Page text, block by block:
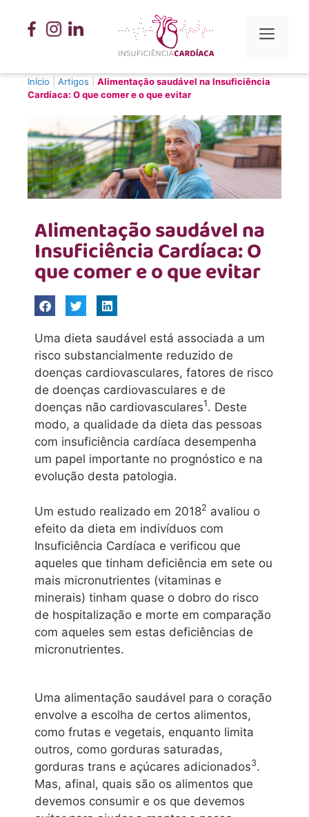
Início Artigos
Alimentação saudável na Insuficiência
Cardíaca: O que comer e o que evitar
Alimentação saudável na
Insuficiência Cardíaca: O
que comer e o que evitar
Uma dieta saudável está associada a um
risco substancialmente reduzido de
doenças cardiovasculares, fatores de risco
de doenças cardiovasculares e de
doenças não cardiovasculares1. Deste
modo, a qualidade da dieta das pessoas
com insuficiência cardíaca desempenha
um papel importante no prognóstico e na
evolução desta patologia.
Um estudo realizado em 20182 avaliou o
efeito da dieta em indivíduos com
Insuficiência Cardíaca e verificou que
aqueles que tinham deficiência em sete ou
mais micronutrientes (vitaminas e
minerais) tinham quase o dobro do risco
de hospitalização e morte em comparação
com aqueles sem estas deficiências de
micronutrientes.
Uma alimentação saudável para o coração
envolve a escolha de certos alimentos,
como frutas e vegetais, enquanto limita
outros, como gorduras saturadas,
gorduras trans e açúcares adicionados3.
Mas, afinal, quais são os alimentos que
devemos consumir e os que devemos